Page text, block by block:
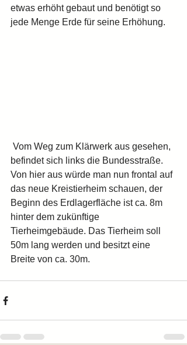
etwas erhöht gebaut und benötigt so
jede Menge Erde für seine Erhöhung.
befindet sich links die Bundesstraße.
Von hier aus würde man nun frontal auf
das neue Kreistierheim schauen, der
Beginn des Erdlagerfläche ist ca. 8m
hinter dem zukünftige
Tierheimgebäude. Das Tierheim soll
50m lang werden und besitzt eine
Breite von ca. 30m.